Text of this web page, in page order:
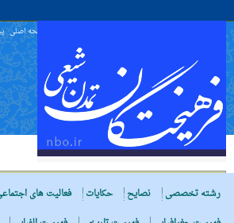
صفحه اصلی
رشته تخصصی
نصایح حکایات فعالیت های